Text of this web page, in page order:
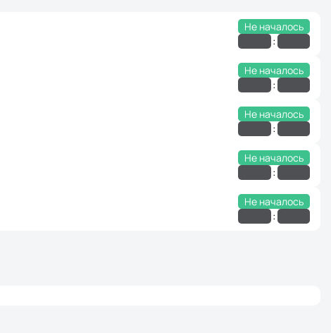
Не началось
:
Не началось
:
Не началось
:
Не началось
:
Не началось
: